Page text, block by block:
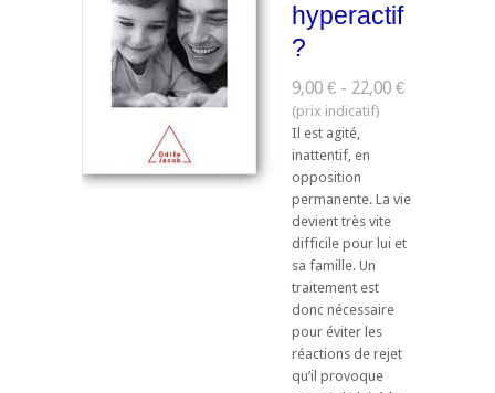
hyperactif
?
9,00 € - 22,00 €
Il est agité,
inattentif, en
opposition
permanente. La vie
devient très vite
difficile pour lui et
sa famille. Un
traitement est
donc nécessaire
pour éviter les
réactions de rejet
qu’il provoque